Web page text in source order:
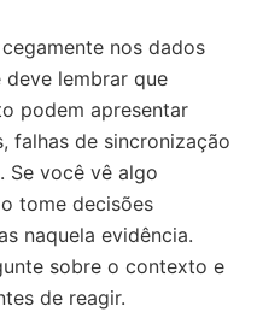
nos dados
lembrar que
podem apresentar
falhas de sincronização
Se você vê algo
tome decisões
naquela evidência.
sobre o contexto e
de reagir.